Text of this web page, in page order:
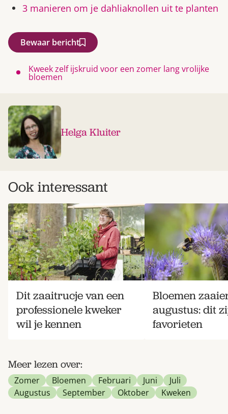
3 manieren om je dahliaknollen uit te planten
Bewaar bericht
Kweek zelf ijskruid voor een zomer lang vrolijke
bloemen
Helga Kluiter
Ook interessant
Dit zaaitrucje van een
professionele kweker
wil je kennen
Bloemen
augustus: dit
favorieten
Meer lezen over:
Zomer Bloemen Februari Juni
Juli
Augustus
September Oktober Kweken